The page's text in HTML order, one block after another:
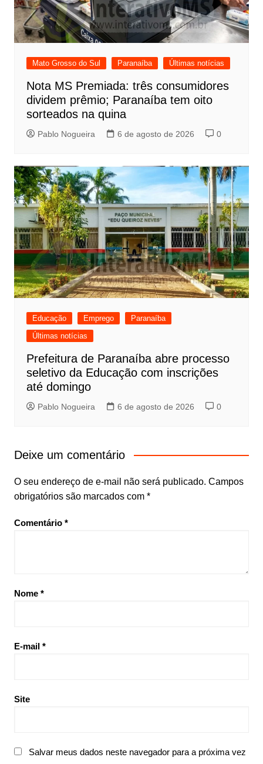
Mato Grosso do Sul Paranaíba Últimas notícias
Nota MS Premiada: três consumidores
dividem prêmio; Paranaíba tem oito
sorteados na quina
Pablo Nogueira 6 de agosto de 2026 0
Educação Emprego
Paranaíba
Últimas notícias
Prefeitura de Paranaíba abre processo
seletivo da Educação com inscrições
até domingo
Pablo Nogueira 6 de agosto de 2026 0
Deixe um comentário
O seu endereço de e-mail não será publicado. Campos
obrigatórios são marcados com *
Comentário *
Nome *
E-mail *
Site
Salvar meus dados neste navegador para a próxima vez